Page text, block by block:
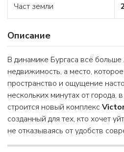
Част земли
Описание
В динамике Бургаса всё
недвижимость, а место,
пространство и ощущение
нескольких минутах от города,
строится новый комплекс
созданный для тех, кто хочет
не отказываясь от удобств